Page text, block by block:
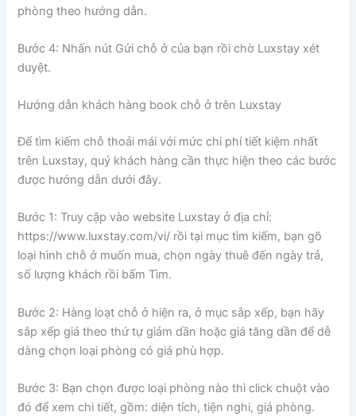
phòng theo hướng dẫn.
Bước 4: Nhấn nút Gửi chỗ ở của bạn rồi chờ Luxstay xét
duyệt.
Hướng dẫn khách hàng book chỗ ở trên Luxstay
Để tìm kiếm chỗ thoải mái với mức chi phí tiết kiệm nhất
trên Luxstay, quý khách hàng cần thực hiện theo các bước
được hướng dẫn dưới đây.
Bước 1: Truy cập vào website Luxstay ở địa chỉ:
https://www.luxstay.com/vi/ rồi tại mục tìm kiếm, bạn gõ
loại hình chỗ ở muốn mua, chọn ngày thuê đến ngày trả,
số lượng khách rồi bấm Tìm.
Bước 2: Hàng loạt chỗ ở hiện ra, ở mục sắp xếp, bạn hãy
sắp xếp giá theo thứ tự giảm dần hoặc giá tăng dần để dễ
dàng chọn loại phòng có giá phù hợp.
Bước 3: Bạn chọn được loại phòng nào thì click chuột vào
đó để xem chi tiết, gồm: diện tích, tiện nghi, giá phòng.